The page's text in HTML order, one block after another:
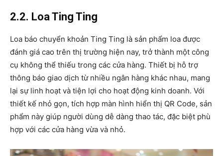
2.2. Loa Ting Ting
Loa báo chuyển khoản Ting Ting là sản phẩm loa được
đánh giá cao trên thị trường hiện nay, trở thành một công
cụ không thể thiếu trong các cửa hàng. Thiết bị hỗ trợ
thông báo giao dịch từ nhiều ngân hàng khác nhau, mang
lại sự linh hoạt và tiện lợi cho hoạt động kinh doanh. Với
thiết kế nhỏ gọn, tích hợp màn hình hiển thị QR Code, sản
phẩm này giúp người dùng dễ dàng thao tác, đặc biệt phù
hợp với các cửa hàng vừa và nhỏ.